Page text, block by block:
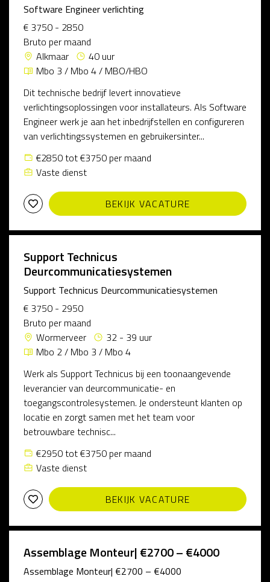
Software Engineer verlichting
€ 3750 - 2850
Bruto per maand
Alkmaar
40 uur
Mbo 3 / Mbo 4 / MBO/HBO
Dit technische bedrijf levert innovatieve
verlichtingsoplossingen voor installateurs. Als Software
Engineer werk je aan het inbedrijfstellen en configureren
van verlichtingssystemen en gebruikersinter...
€2850 tot €3750 per maand
Vaste dienst
BEKIJK VACATURE
Support Technicus
Deurcommunicatiesystemen
Support Technicus Deurcommunicatiesystemen
€ 3750 - 2950
Bruto per maand
Wormerveer
32 - 39 uur
Mbo 2 / Mbo 3 / Mbo 4
Werk als Support Technicus bij een toonaangevende
leverancier van deurcommunicatie- en
toegangscontrolesystemen. Je ondersteunt klanten op
locatie en zorgt samen met het team voor
betrouwbare technisc...
€2950 tot €3750 per maand
Vaste dienst
BEKIJK VACATURE
Assemblage Monteur| €2700 – €4000
Assemblage Monteur| €2700 – €4000